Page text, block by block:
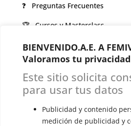
BIENVENIDO.A.E. A
Valoramos tu privacidad
Este sitio solicita
para usar tus datos
Publicidad y contenido
medición de publicidad y
❓ Preguntas Frecuentes
🏆 Cursos y Masterclass
VOCES LGBTQIA+ 🏳️‍🌈
▪️ Feminización de la voz
▪️ Masculinización de la voz
▪️ Neutralización de la voz
▪️ Dualización de la voz